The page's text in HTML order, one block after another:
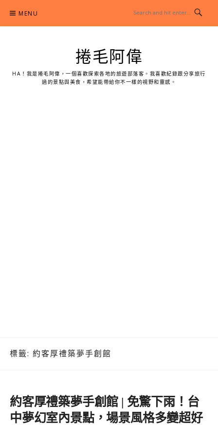
content
MENU
捲毛阿偉
HA！我是捲毛阿偉，一個喜歡探索各地的旅遊部落客。我喜歡紀錄跟分享旅行
過的景點與美食，希望能帶給你不一樣的視野和靈感。
標籤: 約客厚禮築夢手創館
約客厚禮築夢手創館 | 免驚下雨！台
中夢幻室內景點，場景風格多變超好